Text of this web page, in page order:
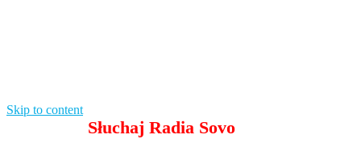
Skip to content
Słuchaj Radia Sovo